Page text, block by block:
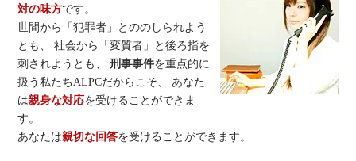
対の味方です。
世間から「犯罪者」とののしられよう
とも、
社会から「変質者」と後ろ指を
刺されようとも、
刑事事件を重点的に
扱う私たちALPCだからこそ、
あなた
は親身な対応を受けることができま
す。
あなたは親切な回答を受けることができます。